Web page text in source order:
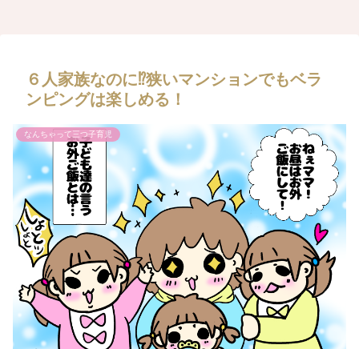
６人家族なのに⁉狭いマンションでもベラ
ンピングは楽しめる！
なんちゃって三つ子育児